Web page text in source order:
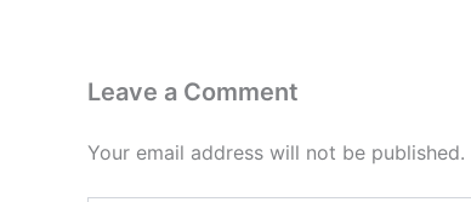
Leave a Comment
Your email address will not be published.